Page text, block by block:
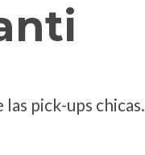
pick-ups chicas.